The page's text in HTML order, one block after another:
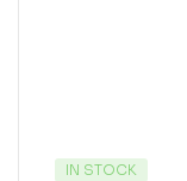
IN STOCK